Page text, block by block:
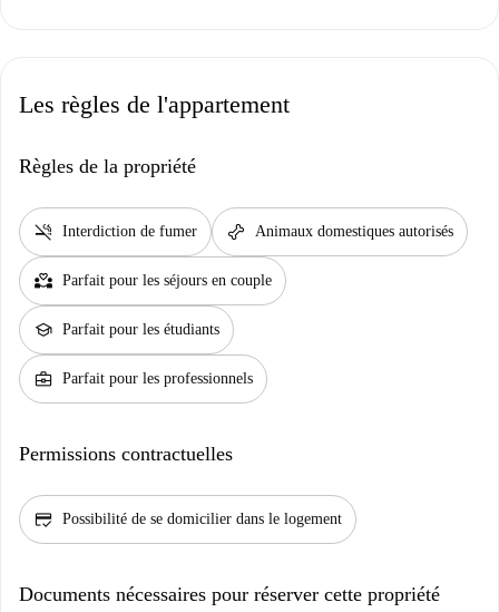
Les règles de l'appartement
Règles de la propriété
smoke_free Interdiction de fumer pet_supplies Animaux domestiques autorisés
partner_heart Parfait pour les séjours en couple
school Parfait pour les étudiants
business_center Parfait pour les professionnels
Permissions contractuelles
credit_score Possibilité de se domicilier dans le logement
Documents nécessaires pour réserver cette propriété